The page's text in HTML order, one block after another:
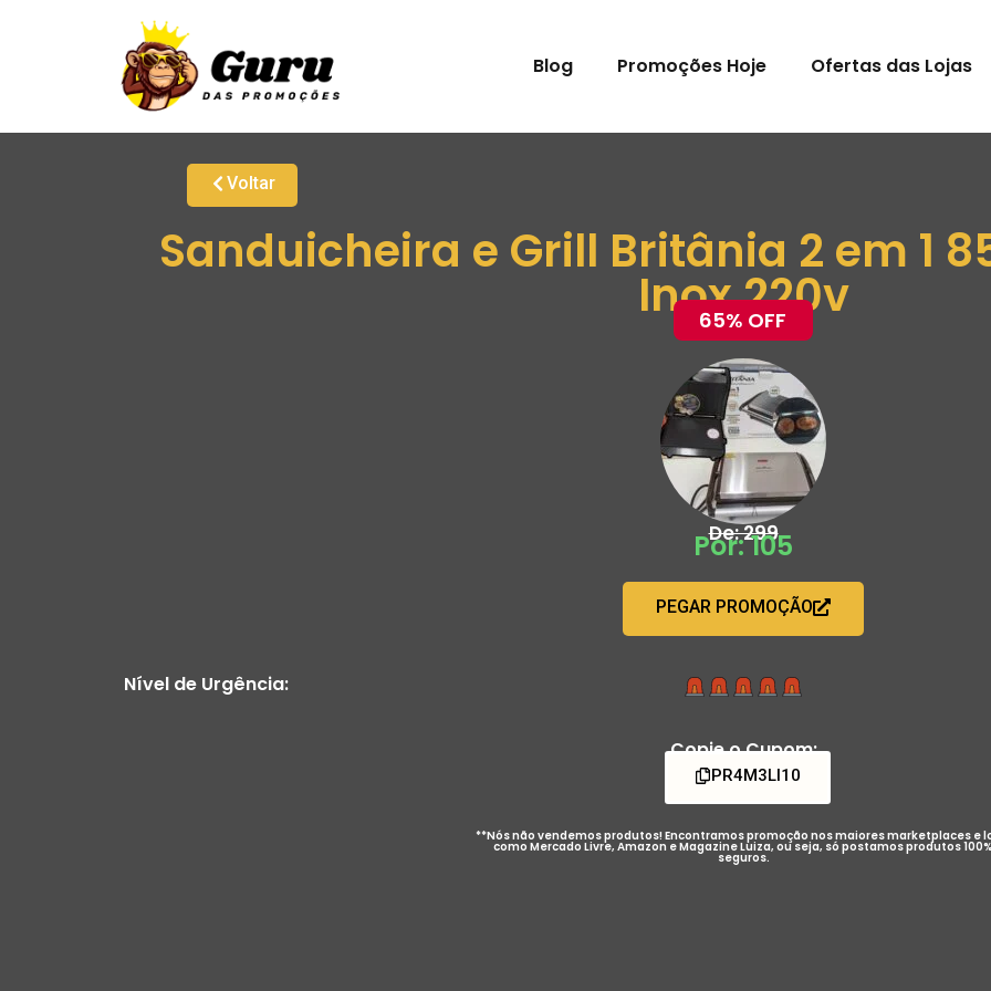
Blog Promoções Hoje Ofertas das Lojas
Voltar
Sanduicheira e Grill Britânia 2 em 1
Inox 220v
65% OFF
De: 299
Por: 105
PEGAR PROMOÇÃO
Nível de Urgência:
Copie o Cupom:
PR4M3LI10
**Nós não vendemos produtos! Encontramos promoção nos maiores marketplaces e
como Mercado Livre, Amazon e Magazine Luiza, ou seja, só postamos produtos 100%
seguros.